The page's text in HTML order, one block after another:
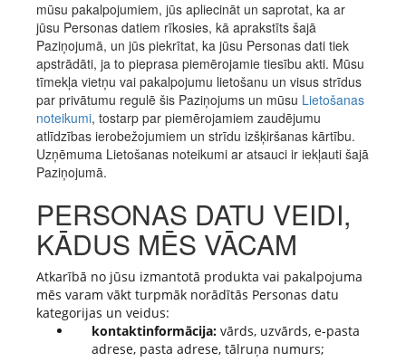
mūsu pakalpojumiem, jūs apliecināt un saprotat, ka ar
jūsu Personas datiem rīkosies, kā aprakstīts šajā
Paziņojumā, un jūs piekrītat, ka jūsu Personas dati tiek
apstrādāti, ja to pieprasa piemērojamie tiesību akti. Mūsu
tīmekļa vietņu vai pakalpojumu lietošanu un visus strīdus
par privātumu regulē šis Paziņojums un mūsu Lietošanas
noteikumi, tostarp par piemērojamiem zaudējumu
atlīdzības ierobežojumiem un strīdu izšķiršanas kārtību.
Uzņēmuma Lietošanas noteikumi ar atsauci ir iekļauti šajā
Paziņojumā.
PERSONAS DATU VEIDI,
KĀDUS MĒS VĀCAM
Atkarībā no jūsu izmantotā produkta vai pakalpojuma
mēs varam vākt turpmāk norādītās Personas datu
kategorijas un veidus:
kontaktinformācija: vārds, uzvārds, e-pasta
adrese, pasta adrese, tālruņa numurs;